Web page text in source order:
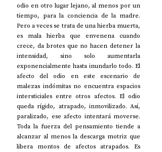
odio en otro lugar lejano, al menos por un
tiempo, para la conciencia de la madre.
Pero a veces se trata de una hierba muerta,
es mala hierba que envenena cuando
crece, da brotes que no hacen detener la
intensidad, sino solo aumentarla
exponencialmente hasta inundarlo todo. El
afecto del odio en este escenario de
malezas indómitas no encuentra espacios
intersticiales entre otros afectos. El odio
queda rígido, atrapado, inmovilizado. Así,
paralizado, ese afecto intentará moverse.
Toda la fuerza del pensamiento tiende a
alcanzar al menos la descarga motriz que
libera montos de afectos atrapados. Es